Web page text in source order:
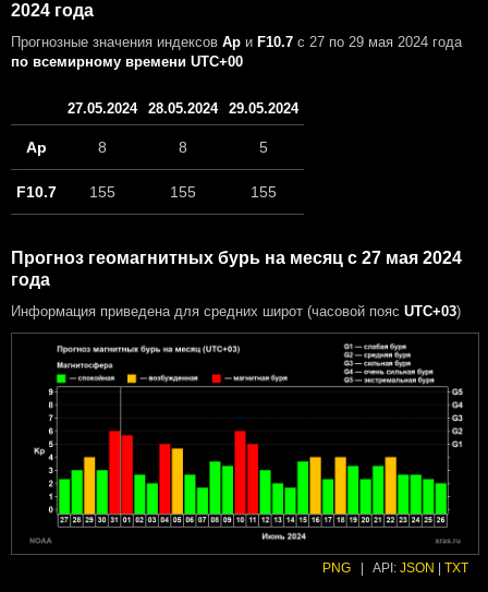
2024 года
Прогнозные значения индексов Ap и F10.7 с 27 по 29 мая 2024 года
по всемирному времени UTC+00
27.05.2024 28.05.2024 29.05.2024
Ap 8 8 5
F10.7 155 155 155
Прогноз геомагнитных бурь на месяц с 27 мая 2024
года
Информация приведена для средних широт (часовой пояс UTC+03)
PNG API: JSON TXT